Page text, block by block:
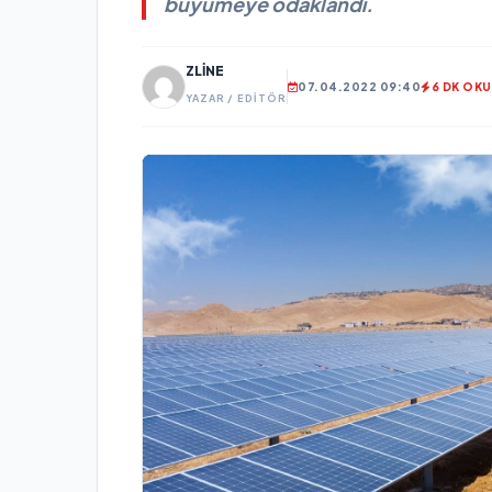
ZLINE
YAZAR / EDITÖR
07.04.2022 09:40 6 DK